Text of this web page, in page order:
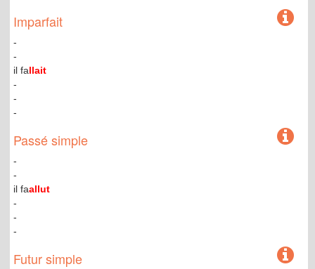
Imparfait
-
-
il fallait
-
-
-
Passé simple
-
-
il faallut
-
-
-
Futur simple